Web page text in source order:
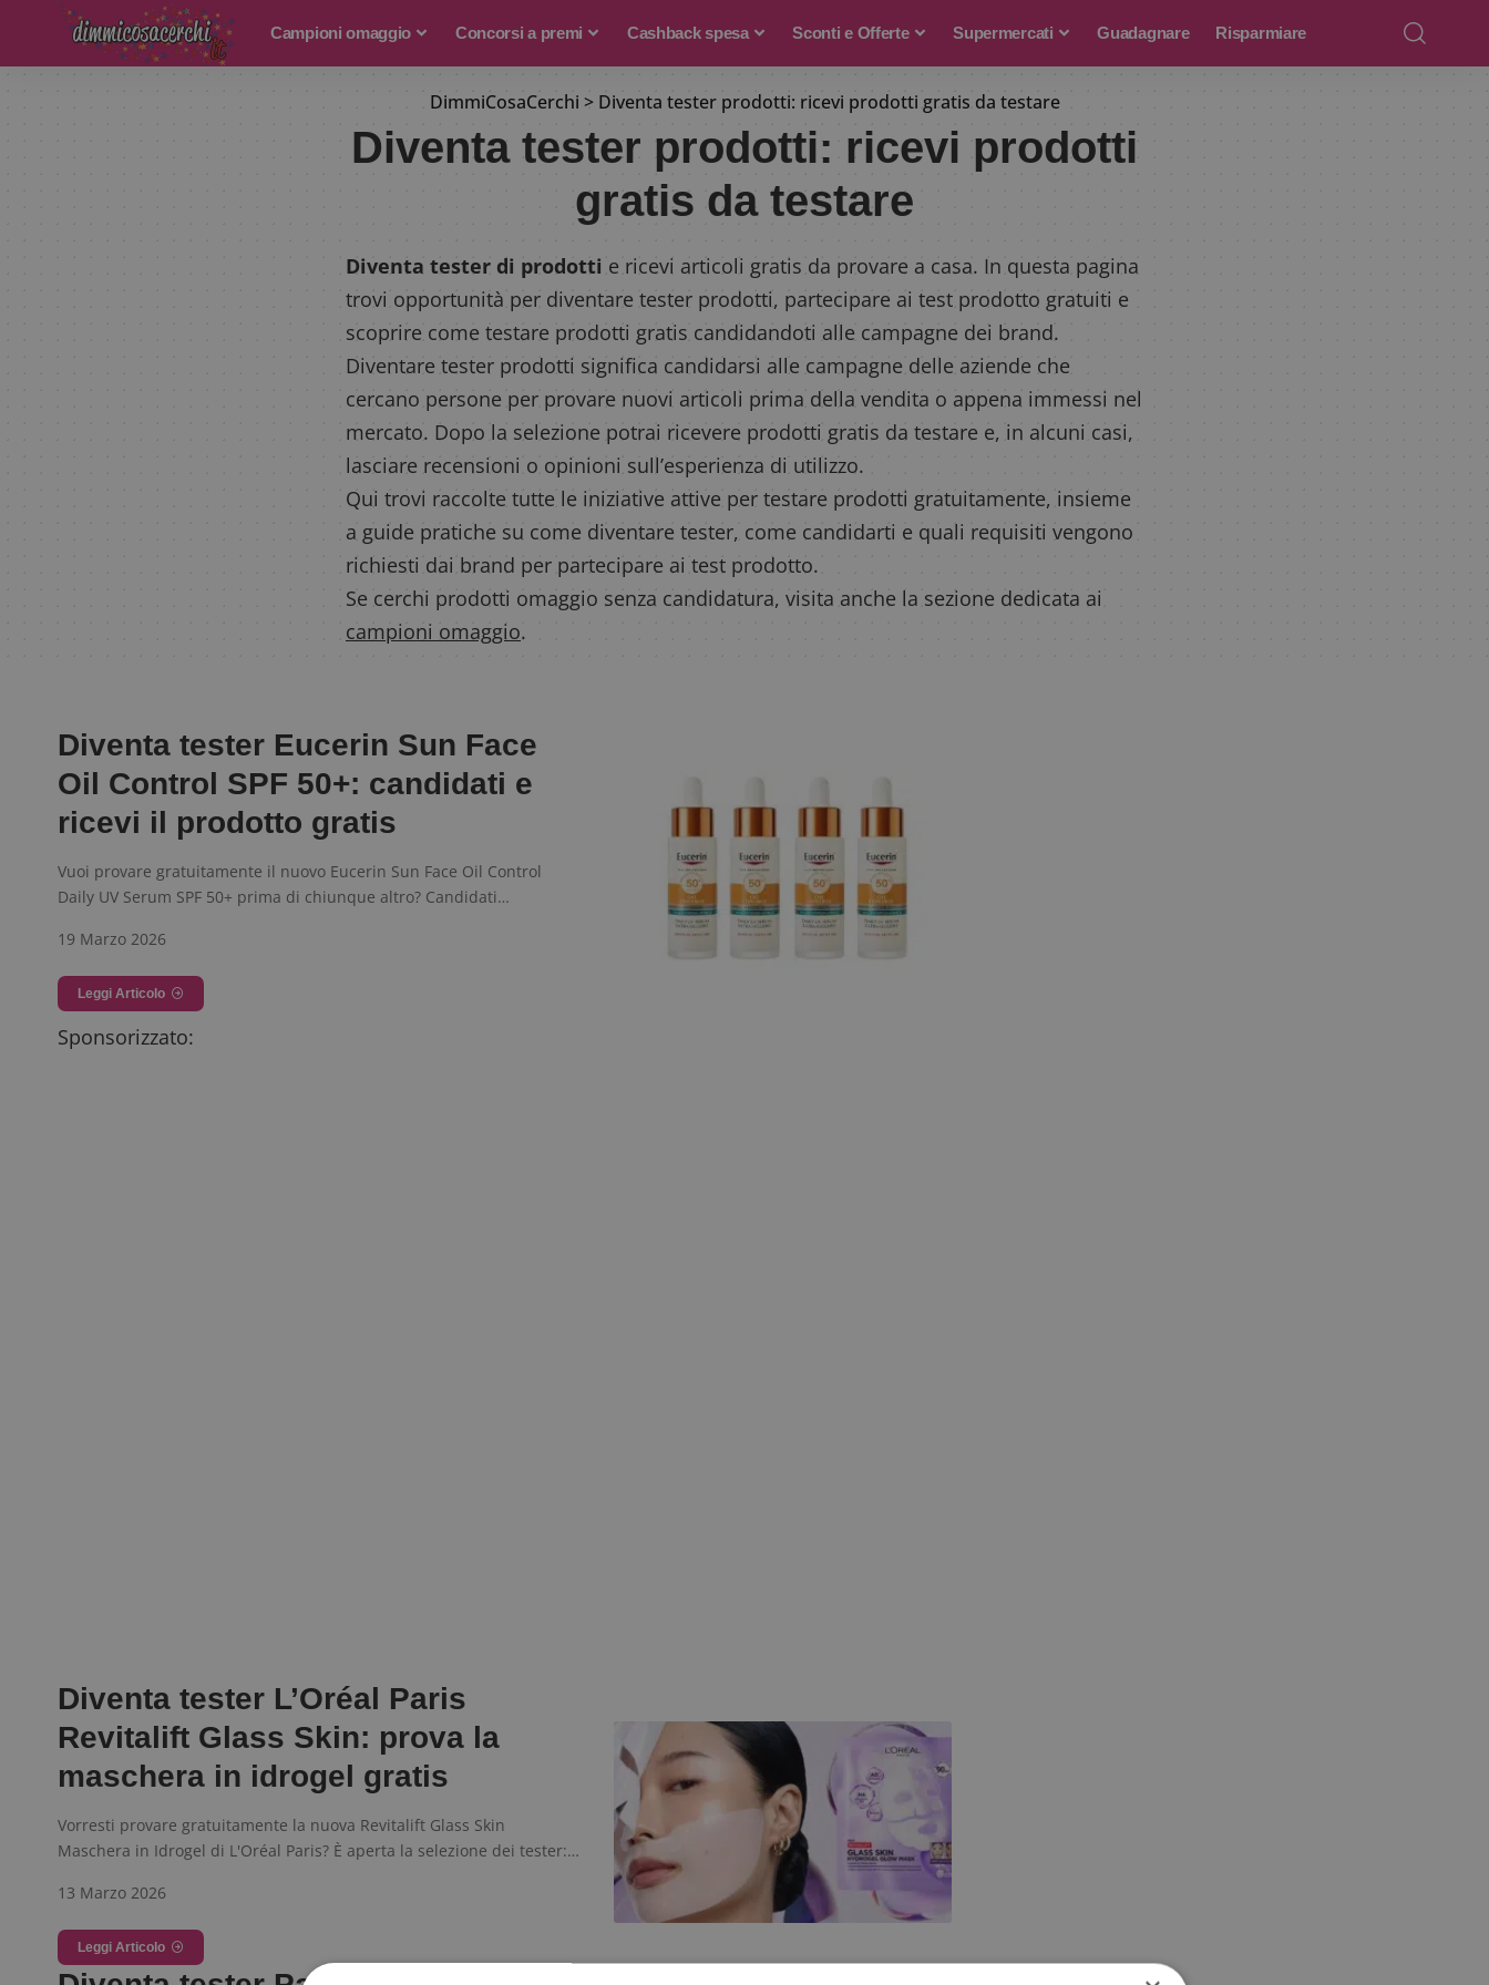
Campioni omaggio Concorsi a premi Cashback spesa Sconti e Offerte Supermercati Guadagnare Risparmiare
DimmiCosaCerchi > Diventa tester prodotti: ricevi prodotti gratis da testare
Diventa tester prodotti: ricevi prodotti
gratis da testare
Diventa tester di prodotti e ricevi articoli gratis da provare a casa. In questa pagina
trovi opportunità per diventare tester prodotti, partecipare ai test prodotto gratuiti e
scoprire come testare prodotti gratis candidandoti alle campagne dei brand.
Diventare tester prodotti significa candidarsi alle campagne delle aziende che
cercano persone per provare nuovi articoli prima della vendita o appena immessi nel
mercato. Dopo la selezione potrai ricevere prodotti gratis da testare e, in alcuni casi,
lasciare recensioni o opinioni sull’esperienza di utilizzo.
Qui trovi raccolte tutte le iniziative attive per testare prodotti gratuitamente, insieme
a guide pratiche su come diventare tester, come candidarti e quali requisiti vengono
richiesti dai brand per partecipare ai test prodotto.
Se cerchi prodotti omaggio senza candidatura, visita anche la sezione dedicata ai
campioni omaggio.
Diventa tester Eucerin Sun Face
Oil Control SPF 50+: candidati e
ricevi il prodotto gratis
Vuoi provare gratuitamente il nuovo Eucerin Sun Face Oil Control
Daily UV Serum SPF 50+ prima di chiunque altro? Candidati…
19 Marzo 2026
Leggi Articolo
Sponsorizzato:
Diventa tester L’Oréal Paris
Revitalift Glass Skin: prova la
maschera in idrogel gratis
Vorresti provare gratuitamente la nuova Revitalift Glass Skin
Maschera in Idrogel di L'Oréal Paris? È aperta la selezione dei tester:…
13 Marzo 2026
Leggi Articolo